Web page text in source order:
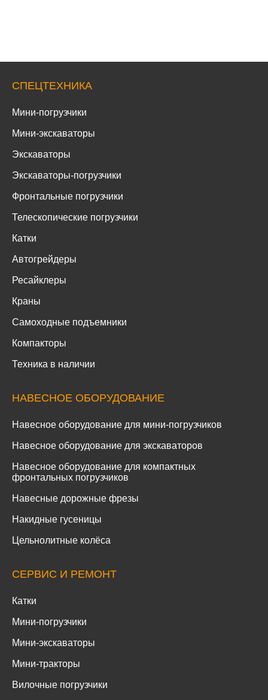
СПЕЦТЕХНИКА
Мини-погрузчики
Мини-экскаваторы
Экскаваторы
Экскаваторы-погрузчики
Фронтальные погрузчики
Телескопические погрузчики
Катки
Автогрейдеры
Ресайклеры
Краны
Самоходные подъемники
Компакторы
Техника в наличии
НАВЕСНОЕ ОБОРУДОВАНИЕ
Навесное оборудование для мини-погрузчиков
Навесное оборудование для экскаваторов
Навесное оборудование для компактных
фронтальных погрузчиков
Навесные дорожные фрезы
Накидные гусеницы
Цельнолитные колёса
СЕРВИС И РЕМОНТ
Катки
Мини-погрузчики
Мини-экскаваторы
Мини-тракторы
Вилочные погрузчики